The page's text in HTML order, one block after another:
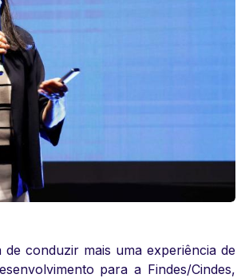
de conduzir mais uma experiência de
para a Findes/Cindes,